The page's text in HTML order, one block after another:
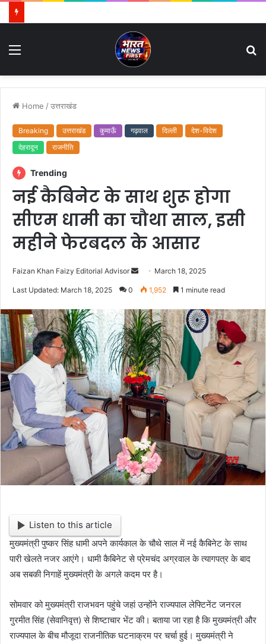
Home /उत्तराखंड
Breaking उत्तराखंड कुमाऊँ गढ़वाल दिल्ली
देश-विदेश
देहरादून
राजनीति
Trending
नई कैबिनेट के साथ शुरू होगा
सीएम धामी का चौथा साल, इसी
महीने फेरबदल के आसार
Faizan Khan Faizy Editorial Advisor
d
a
n
e
m
a
i
l
March 18, 2025
Last Updated: March 18, 2025 0 1,952 1 minute read
Listen to this article
मुख्यमंत्री पुष्कर सिंह धामी अपने कार्यकाल के चौथे साल में नई कैबिनेट के साथ
पारी खेलते नजर आएंगे। धामी कैबिनेट से प्रेमचंद अग्रवाल के त्यागपत्र के बाद
अब सबकी निगाहें मुख्यमंत्री के अगले कदम पर है।
सोमवार को मुख्यमंत्री राजभवन पहुंचे जहां उन्होंने राज्यपाल लेफ्टिनेंट जनरल
गुरमीत सिंह (सेवानिवृत्त) से शिष्टाचार भेंट की। बताया जा रहा है कि मुख्यमंत्री और
राज्यपाल के बीच मौजूदा राजनीतिक घटनाक्रम पर चर्चा हुई। मुख्यमंत्री ने